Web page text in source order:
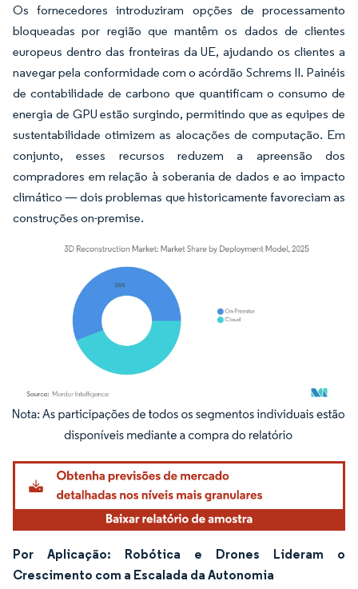
Os fornecedores introduziram opções de processamento
bloqueadas por região que mantêm os dados de clientes
europeus dentro das fronteiras da UE, ajudando os clientes a
navegar pela conformidade com o acórdão Schrems II. Painéis
de contabilidade de carbono que quantificam o consumo de
energia de GPU estão surgindo, permitindo que as equipes de
sustentabilidade otimizem as alocações de computação. Em
conjunto, esses recursos reduzem a apreensão dos
compradores em relação à soberania de dados e ao impacto
climático — dois problemas que historicamente favoreciam as
construções on-premise.
Imagem © Mordor Intelligence. O reuso requer atribuição conforme CC BY 4.0.
Por Aplicação: Robótica e Drones Lideram o
Crescimento com a Escalada da Autonomia